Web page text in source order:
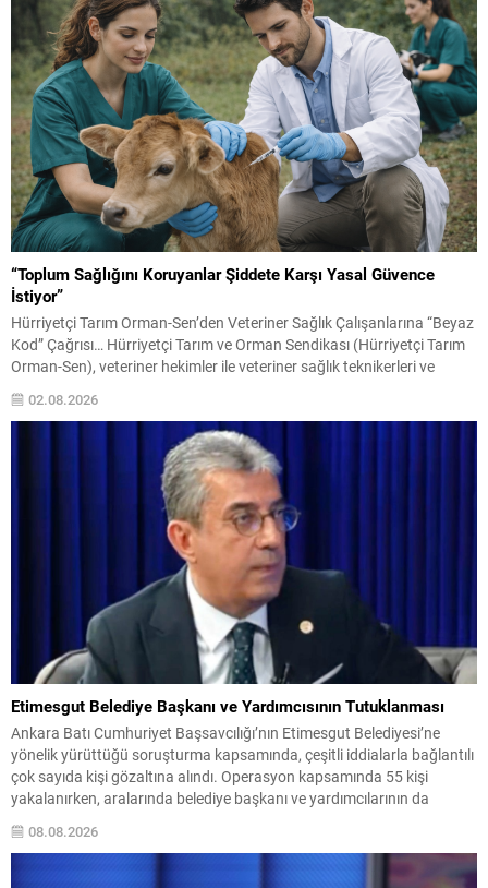
“Toplum Sağlığını Koruyanlar Şiddete Karşı Yasal Güvence
İstiyor”
Hürriyetçi Tarım Orman-Sen’den Veteriner Sağlık Çalışanlarına “Beyaz
Kod” Çağrısı… Hürriyetçi Tarım ve Orman Sendikası (Hürriyetçi Tarım
Orman-Sen), veteriner hekimler ile veteriner sağlık teknikerleri ve
teknisyenlerine yönelik artan şiddet olaylarına dikkat çekerek, sağlık
çalışanlarına uygulanan “Beyaz Kod” sisteminin veteriner sağlık
çalışanlarını da kapsaması amacıyla kanun teklifi hazırladıklarını
açıkladı. Sendika, Çorum’da görev...
02.08.2026
Etimesgut Belediye Başkanı ve Yardımcısının Tutuklanması
Ankara Batı Cumhuriyet Başsavcılığı’nın Etimesgut Belediyesi’ne
yönelik yürüttüğü soruşturma kapsamında, çeşitli iddialarla bağlantılı
çok sayıda kişi gözaltına alındı. Operasyon kapsamında 55 kişi
yakalanırken, aralarında belediye başkanı ve yardımcılarının da
bulunduğu kişiler hakkında soruşturma başlatıldı. Soruşturma; suç
işlemek amacıyla örgüt kurma, zimmet, rüşvet, irtikap, ihaleye fesat
08.08.2026